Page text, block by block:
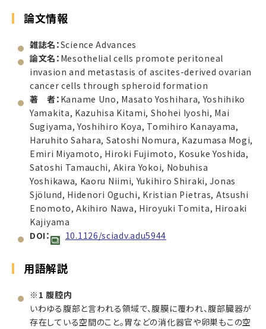
論文情報
雑誌名：Science Advances
論文名： Mesothelial cells promote peritoneal
invasion and metastasis of ascites-derived ovarian
cancer cells through spheroid formation
著 者： Kaname Uno, Masato Yoshihara, Yoshihiko
Yamakita, Kazuhisa Kitami, Shohei Iyoshi, Mai
Sugiyama, Yoshihiro Koya, Tomihiro Kanayama,
Haruhito Sahara, Satoshi Nomura, Kazumasa Mogi,
Emiri Miyamoto, Hiroki Fujimoto, Kosuke Yoshida,
Satoshi Tamauchi, Akira Yokoi, Nobuhisa
Yoshikawa, Kaoru Niimi, Yukihiro Shiraki, Jonas
Sjölund, Hidenori Oguchi, Kristian Pietras, Atsushi
Enomoto, Akihiro Nawa, Hiroyuki Tomita, Hiroaki
Kajiyama
DOI：
10.1126/sciadv.adu5944
用語解説
※1 腹腔内
いわゆる腹部と言われる領域で、腹膜に覆われ、腹部臓器が
存在している空間のこと。胃などの消化器官や卵巣もこの空